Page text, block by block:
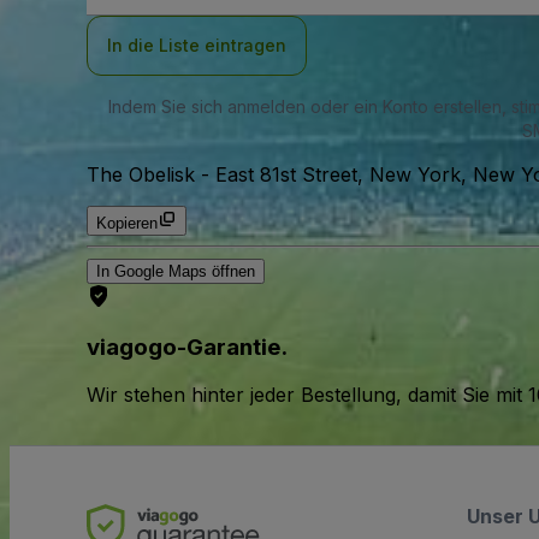
In die Liste eintragen
Indem Sie sich anmelden oder ein Konto erstellen,
The Obelisk - East 81st Street, New York, New
Kopieren
In Google Maps öffnen
viagogo-Garantie.
Wir stehen hinter jeder Bestellung, damit Sie
Unser